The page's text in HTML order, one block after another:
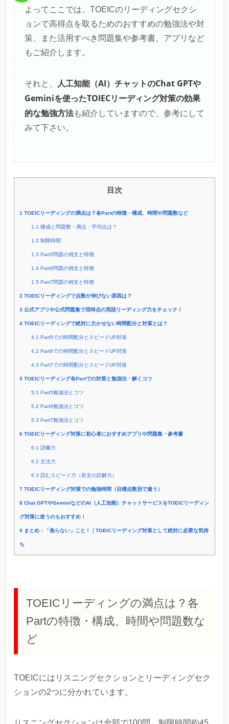
よってここでは、TOEICのリーディングセクシ
ョンで高得点を取るためのおすすめの勉強法や対
策、また活用すべき問題集や参考書、アプリなど
もご紹介します。
それと、 人工知能（AI）チャットのChat GPTや
Geminiを使ったTOIECリーディング対策の効果
的な勉強方法も紹介していますので、参考にして
みて下さい。
目次
1 TOEICリーディングの満点は？各Partの特徴・構成、時間や問題数など
1.1 構成と問題数・満点・平均点は？
1.2 制限時間
1.3 Part5問題の例文と特徴
1.4Part6問題の例文と特徴
1.5 Part7問題の例文と特徴
2 TOEICリーディングで点数が伸びない原因は？
3 公式アプリや公式問題集で現時点の英語リーディング力をチェック！
4 TOEICリーディングで絶対に欠かせない時間配分と対策とは？
4.1 Part5での時間配分とスピードUP対策
4.2 Part6での時間配分とスピードUP対策
4.3 Part7での時間配分とスピードUP対策
5 TOEICリーディング各Partでの対策と勉強法・解くコツ
5.1 Part5勉強法とコツ
5.2 Part6勉強法とコツ
5.3 Part7勉強法とコツ
6 TOEICリーディング対策に初心者におすすめアプリや問題集・参考書
6.1 語彙力
6.2 文法力
6.3 読むスピード力（長文の読解力）
7 TOEICリーディング対策での勉強時間（目標点数別で違う）
8 Chat GPTやGeminiなどのAI（人工知能）チャットサービスをTOEICリーディン
グ対策に使うのもおすすめ！
9 まとめ：「焦らない」こと！｜TOEICリーディング対策として絶対に必要な気持
ち
TOEICリーディングの満点は？各
Partの特徴・構成、時間や問題数な
ど
TOEICにはリスニングセクションとリーディングセク
ションの2つに分かれています。